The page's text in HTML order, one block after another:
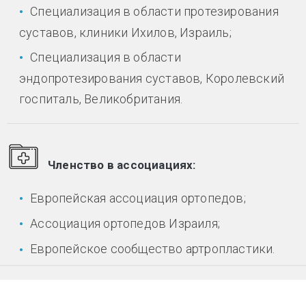
Специализация в области протезирования
суставов, клиники Ихилов, Израиль;
Специализация в области
эндопротезирования суставов, Королевский
госпиталь, Великобритания.
Членство в ассоциациях:
Европейская ассоциация ортопедов;
Ассоциация ортопедов Израиля;
Европейское сообщество артропластики.